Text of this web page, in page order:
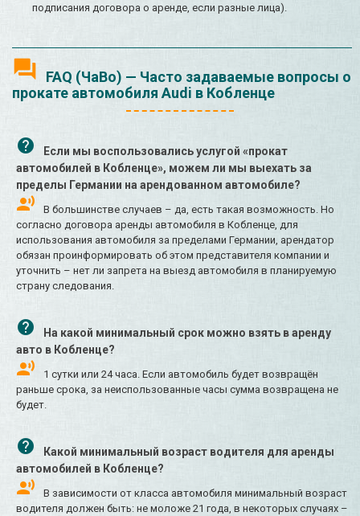
подписания договора о аренде, если разные лица).
FAQ (ЧаВо) — Часто задаваемые вопросы о
прокате автомобиля Audi в Кобленце
Если мы воспользовались услугой «прокат
автомобилей в Кобленце», можем ли мы выехать за
пределы Германии на арендованном автомобиле?
В большинстве случаев – да, есть такая возможность. Но
согласно договора аренды автомобиля в Кобленце, для
использования автомобиля за пределами Германии, арендатор
обязан проинформировать об этом представителя компании и
уточнить – нет ли запрета на выезд автомобиля в планируемую
страну следования.
На какой минимальный срок можно взять в аренду
авто в Кобленце?
1 сутки или 24 часа. Если автомобиль будет возвращён
раньше срока, за неиспользованные часы сумма возвращена не
будет.
Какой минимальный возраст водителя для аренды
автомобилей в Кобленце?
В зависимости от класса автомобиля минимальный возраст
водителя должен быть: не моложе 21 года, в некоторых случаях –